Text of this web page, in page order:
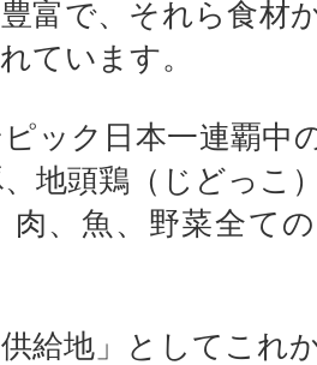
富で、それら食材
ています。
ック日本一連覇中
地頭鶏（じどっこ
肉、魚、野菜全て
供給地」としてこれ